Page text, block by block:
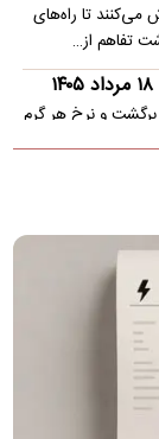
می‌کنند تا راه‌های
تفاهم از…
به کانال ۱۸۶ هزار تومان برگشت و نرخ هر گرم
امروز
ارزان‌ترین گوشی شیائومی در بازار به ۲۳ میلیون تومان بودجه
اجتماعی،
مردم ایران از سال۱۳۹۷ به بعد نه تنها در مجموع،